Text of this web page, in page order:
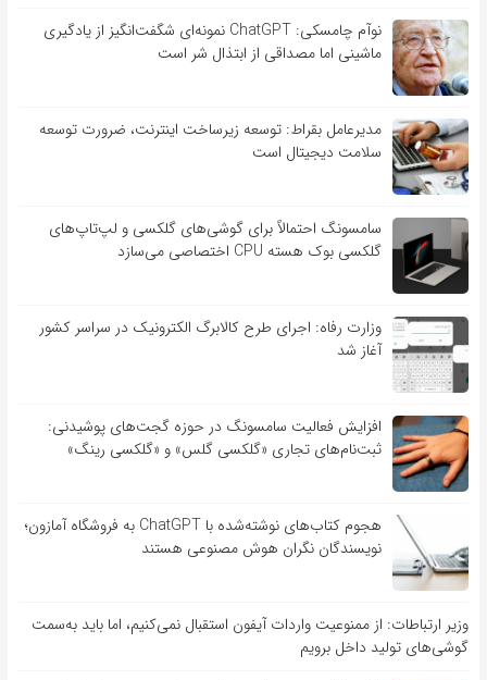
نوآم چامسکی: ChatGPT نمونه‌ای شگفت‌انگیز از یادگیری
ماشینی اما مصداقی از ابتذال شر است
مدیرعامل بقراط: توسعه زیرساخت اینترنت، ضرورت توسعه
سلامت دیجیتال است
سامسونگ احتمالاً برای گوشی‌های گلکسی و لپ‌تاپ‌های
گلکسی بوک هسته CPU اختصاصی می‌سازد
وزارت رفاه: اجرای طرح کالابرگ الکترونیک در سراسر کشور
آغاز شد
افزایش فعالیت سامسونگ در حوزه گجت‌های پوشیدنی:
ثبت‌نام‌های تجاری «گلکسی گلس» و «گلکسی رینگ»
هجوم کتاب‌های نوشته‌شده با ChatGPT به فروشگاه آمازون؛
نویسندگان نگران هوش مصنوعی هستند
وزیر ارتباطات: از ممنوعیت واردات آیفون استقبال نمی‌کنیم، اما باید به‌سمت
گوشی‌های تولید داخل برویم